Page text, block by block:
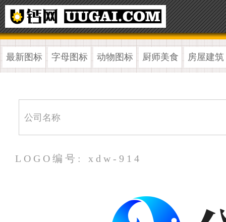
最新图标 字母图标 动物图标 厨师美食 房屋建筑
LOGO编号: xdw-914